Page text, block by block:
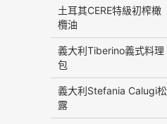
土耳其CERE特級初榨橄
欖油
義大利Tiberino義式料理
包
義大利Stefania Calugi松
露